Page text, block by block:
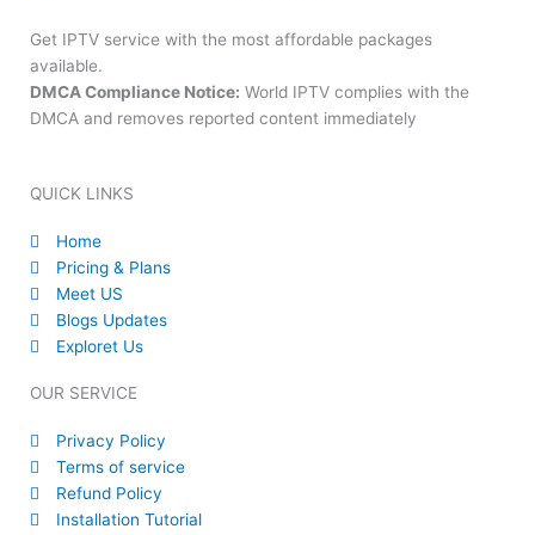
Get IPTV service with the most affordable packages
available.
DMCA Compliance Notice: World IPTV complies with the
DMCA and removes reported content immediately
QUICK LINKS
Home
Pricing & Plans
Meet US
Blogs Updates
Exploret Us
OUR SERVICE
Privacy Policy
Terms of service
Refund Policy
Installation Tutorial